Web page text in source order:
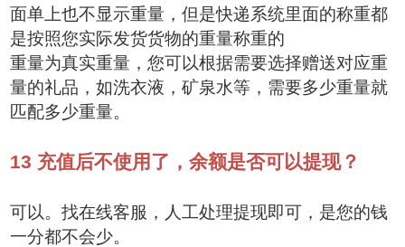
面单上也不显示重量，但是快递系统里面的称重都
是按照您实际发货货物的重量称重的
重量为真实重量，您可以根据需要选择赠送对应重
量的礼品，如洗衣液，矿泉水等，需要多少重量就
匹配多少重量。
13 充值后不使用了，余额是否可以提现？
可以。找在线客服，人工处理提现即可，是您的钱
一分都不会少。